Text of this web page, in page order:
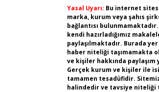
Yasal Uyarı: Bu internet
marka, kurum veya şahıs
bağlantısı
kendi hazırladığımız
paylaşılmaktadır. Burada
haber niteliği taşımamakta
ve kişiler hakkında paylaşım
Gerçek kurum ve kişiler ile
tamamen tesadüfidir.
halindedir ve tavsiye niteliği